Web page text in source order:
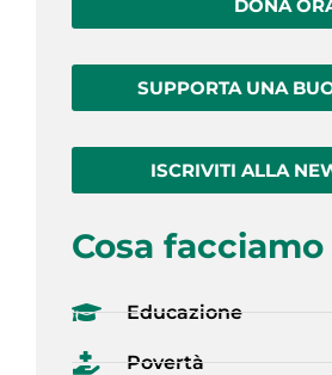
DONA
SUPPORTA UNA
ISCRIVITI ALLA
Cosa facciamo
Educazione
Povertà